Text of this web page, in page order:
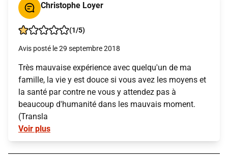
Christophe Loyer
(1/5)
Avis posté le 29 septembre 2018
Très mauvaise expérience avec quelqu'un de ma
famille, la vie y est douce si vous avez les moyens et
la santé par contre ne vous y attendez pas à
beaucoup d'humanité dans les mauvais moment.
(Transla
Voir plus